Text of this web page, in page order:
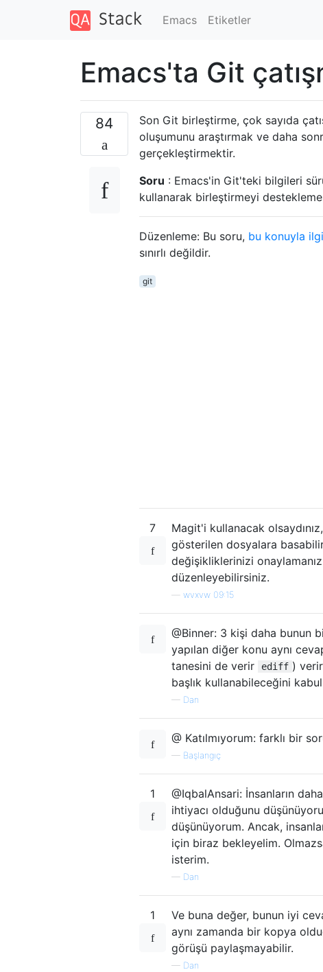
Emacs Etiketler
Emacs'ta Git
84
Son Git birleştirme, çok sayıda
oluşumunu araştırmak ve daha
gerçekleştirmektir.
Soru : Emacs'in Git'teki bilgileri
kullanarak birleştirmeyi
Düzenleme: Bu soru, bu konuyla
sınırlı değildir.
git
7 Magit'i kullanacak
gösterilen dosyalara
değişikliklerinizi
düzenleyebilirsiniz.
wvxvw 09:15
@Binner: 3 kişi daha bunun
yapılan diğer konu aynı
tanesini de verir
ediff )
başlık kullanabileceğini
— Dan
@ Katılmıyorum: farklı bir
— Başlangıç
1
@IqbalAnsari: İnsanların
ihtiyacı olduğunu
düşünüyorum. Ancak,
için biraz bekleyelim.
isterim.
— Dan
1
Ve buna değer, bunun iyi
aynı zamanda bir kopya
görüşü paylaşmayabilir.
— Dan